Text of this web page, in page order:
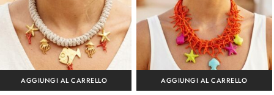
AGGIUNGI AL CARRELLO AGGIUNGI AL CARRELLO